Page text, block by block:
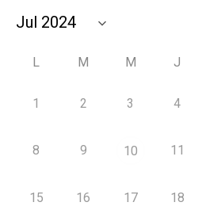
L M M J
1 2 3 4
8 9 10 11
15 16 17 18